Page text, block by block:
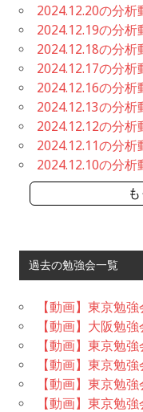
2024.12.20の分析
2024.12.19の分析
2024.12.18の分析
2024.12.17の分析
2024.12.16の分析
2024.12.13の分析
2024.12.12の分析
2024.12.11の分析
2024.12.10の分析
過去の勉強会一覧
【動画】東京勉
【動画】大阪勉
【動画】東京勉
【動画】東京勉
【動画】東京勉
【動画】東京勉